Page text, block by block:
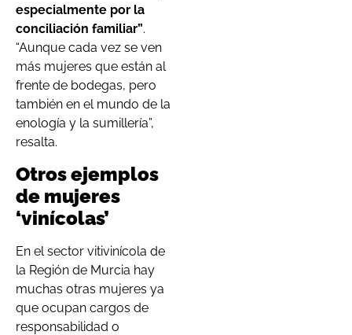
especialmente por la
conciliación familiar”.
“Aunque cada vez se ven
más mujeres que están al
frente de bodegas, pero
también en el mundo de la
enología y la sumillería”,
resalta.
Otros ejemplos
de mujeres
‘vinícolas’
En el sector vitivinícola de
la Región de Murcia hay
muchas otras mujeres ya
que ocupan cargos de
responsabilidad o